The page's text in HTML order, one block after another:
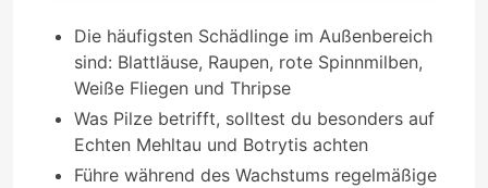
Die häufigsten Schädlinge im Außenbereich
sind: Blattläuse, Raupen, rote Spinnmilben,
Weiße Fliegen und Thripse
Was Pilze betrifft, solltest du besonders auf
Echten Mehltau und Botrytis achten
Führe während des Wachstums regelmäßige